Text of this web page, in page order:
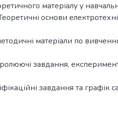
матеріалу у
основи
матеріали по
завдання,
завдання та графік